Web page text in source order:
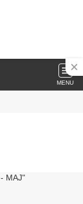
MENU